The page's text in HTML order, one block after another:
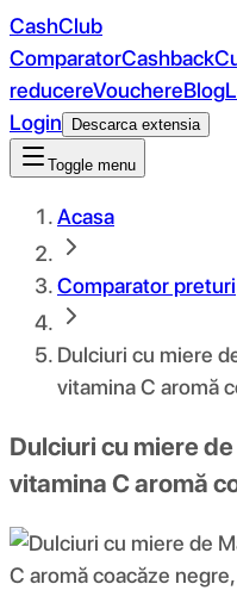
CashClub
ComparatorCashback
reducereVouchereBlog
Login
Descarca extensia
Toggle menu
Acasa
Comparator preturi
Dulciuri cu miere
vitamina C aromă
Dulciuri cu miere
vitamina C aromă